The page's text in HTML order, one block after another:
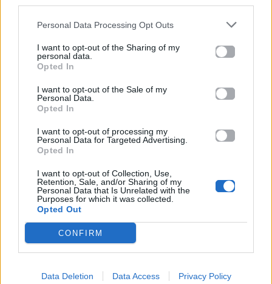
Personal Data Processing Opt Outs
I want to opt-out of the Sharing of my
personal data.
Opted In
I want to opt-out of the Sale of my
Personal Data.
Opted In
I want to opt-out of processing my
Personal Data for Targeted Advertising.
Opted In
I want to opt-out of Collection, Use,
Retention, Sale, and/or Sharing of my
Personal Data that Is Unrelated with the
Purposes for which it was collected.
Opted Out
CONFIRM
Data Deletion Data Access Privacy Policy
News
Αυτοί είναι οι κριτές του Bake Off
Greece στο πλευρό της Ιωάννας
Τριανταφυλλίδου!
02.07.2018